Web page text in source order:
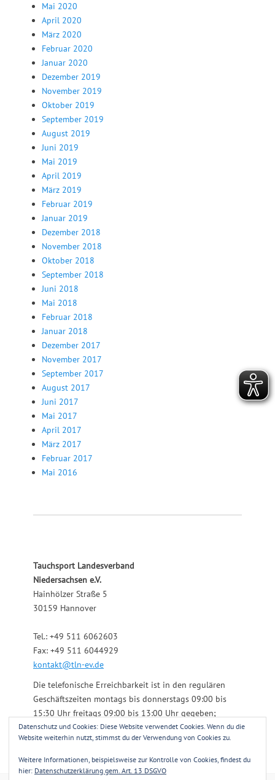
Mai 2020
April 2020
März 2020
Februar 2020
Januar 2020
Dezember 2019
November 2019
Oktober 2019
September 2019
August 2019
Juni 2019
Mai 2019
April 2019
März 2019
Februar 2019
Januar 2019
Dezember 2018
November 2018
Oktober 2018
September 2018
Juni 2018
Mai 2018
Februar 2018
Januar 2018
Dezember 2017
November 2017
September 2017
August 2017
Juni 2017
Mai 2017
April 2017
März 2017
Februar 2017
Mai 2016
Tauchsport Landesverband
Niedersachsen e.V.
Hainhölzer Straße 5
30159 Hannover
Tel.: +49 511 6062603
Fax: +49 511 6044929
kontakt@tln-ev.de
Die telefonische Erreichbarkeit ist in den regulären
Geschäftszeiten montags bis donnerstags 09:00 bis
15:30 Uhr freitags 09:00 bis 13:00 Uhr gegeben;
darüber hinaus über einen angeschlossenen
Anrufbeantworter.
Datenschutz und Cookies: Diese Website verwendet Cookies. Wenn du die
Website weiterhin nutzt, stimmst du der Verwendung von Cookies zu.
Weitere Informationen, beispielsweise zur Kontrolle von Cookies, findest du
hier: Datenschutzerklärung gem. Art. 13 DSGVO